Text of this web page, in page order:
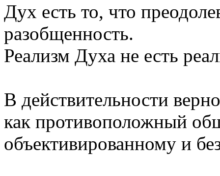
Дух есть то, что
разобщенность.
Реализм Духа не есть
В действительности
как противоположный
объективированному и